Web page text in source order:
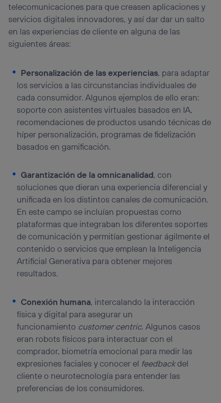
telecomunicaciones para que creasen aplicaciones y
servicios digitales innovadores, y así dar dar un salto
en las experiencias de cliente en alguna de las
siguientes áreas:
Personalización de las experiencias, para adaptar
los servicios a las circunstancias individuales de
cada consumidor. Algunos ejemplos de ello eran:
soporte con asistentes virtuales basados en IA,
recomendaciones de productos usando técnicas de
híper personalización, programas de fidelización
basados en gamificación.
Garantización de la omnicanalidad, con
soluciones que dieran una experiencia diferencial y
unificada en los distintos canales de comunicación.
En este campo se incluían propuestas como
plataformas que integraban los diferentes soportes
de comunicación y permitían gestionar ágilmente el
contenido o servicios que emplean la Inteligencia
Artificial Generativa para obtener mejores
resultados.
Conexión humana, intercalando la interacción
física y digital para asegurar un
funcionamiento customer centric. Algunos casos
eran robots físicos para interactuar con el
comprador, biometría emocional para medir las
expresiones faciales y conocer el feedbackdel
cliente o neurotecnología para entender las
preferencias de los consumidores.
que hayan dado su consentimiento.
Si utilizasdatos móviles, el marketing será más
personalizado, ya que se basará únicamente en la
navegación del usuario del móvil.
visitando el portal de privacidad de Utiq
(“consenthub”). Para más información, consulta
política de privacidad de Utiq